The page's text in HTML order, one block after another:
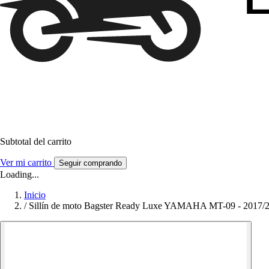
Subtotal del carrito
Ver mi carrito Seguir comprando
Loading...
Inicio
/ Sillín de moto Bagster Ready Luxe YAMAHA MT-09 - 2017/